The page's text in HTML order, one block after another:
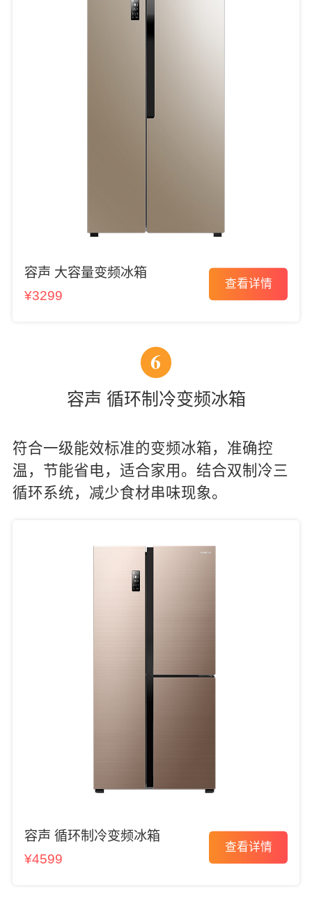
容声 大容量变频冰箱
¥3299
查看详情
6
容声 循环制冷变频冰箱
符合一级能效标准的变频冰箱，准确控
温，节能省电，适合家用。结合双制冷三
循环系统，减少食材串味现象。
容声 循环制冷变频冰箱
¥4599
查看详情